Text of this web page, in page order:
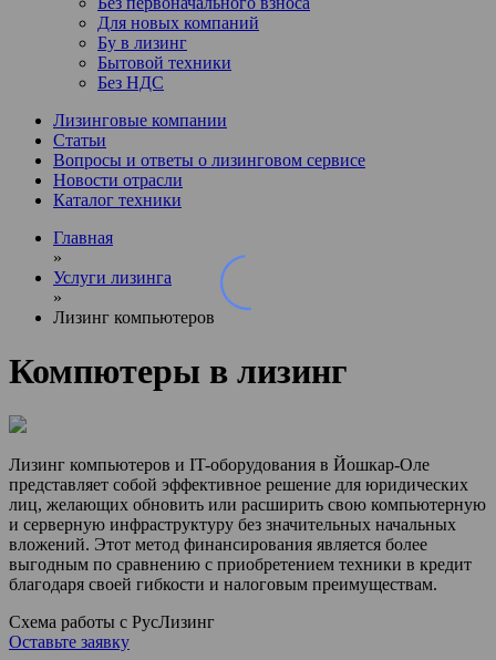
Для новых компаний
Бу в лизинг
Бытовой техники
Без НДС
Лизинговые компании
Статьи
Вопросы и ответы о лизинговом сервисе
Новости отрасли
Каталог техники
Главная
»
Услуги лизинга
»
Лизинг компьютеров
Компютеры в лизинг
Лизинг компьютеров и IT-оборудования в Йошкар-Оле
представляет собой эффективное решение для юридических
лиц, желающих обновить или расширить свою компьютерную
и серверную инфраструктуру без значительных начальных
вложений. Этот метод финансирования является более
выгодным по сравнению с приобретением техники в кредит
благодаря своей гибкости и налоговым преимуществам.
Схема работы с РусЛизинг
Оставьте заявку